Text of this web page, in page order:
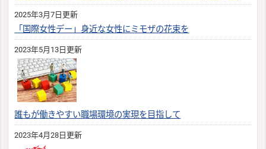
2025年3月7日更新
「国際女性デー」身近な女性にミモザの花束を
2023年5月13日更新
誰もが働きやすい職場環境の実現を目指して
2023年4月28日更新